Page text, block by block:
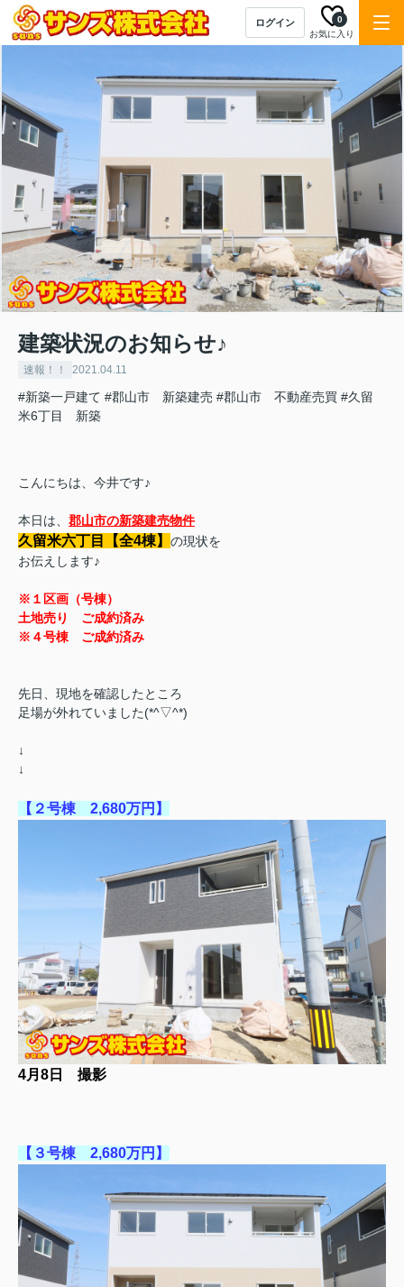
ログイン
お気に入り
0
建築状況のお知らせ♪
速報！！ 2021.04.11
#新築一戸建て #郡山市 新築建売 #郡山市 不動産売買 #久留
米6丁目 新築
こんにちは、今井です♪
本日は、 郡山市の新築建売物件
久留米六丁目【全4棟】 の現状を
お伝えします♪
※１区画（号棟）
土地売り ご成約済み
※４号棟 ご成約済み
先日、現地を確認したところ
足場が外れていました(*^▽^*)
↓
↓
【２号棟 2,680万円】
4月8日 撮影
【３号棟 2,680万円】